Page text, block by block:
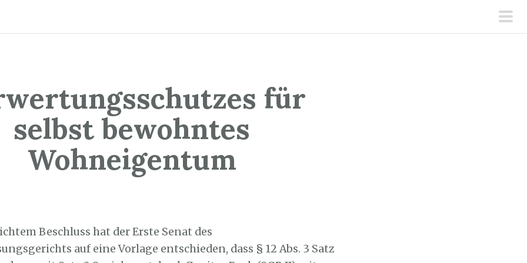
für
selbst bewohntes
Wohneigentum
Beschluss hat der Erste Senat des
auf eine Vorlage entschieden, dass § 12 Abs. 3 Satz